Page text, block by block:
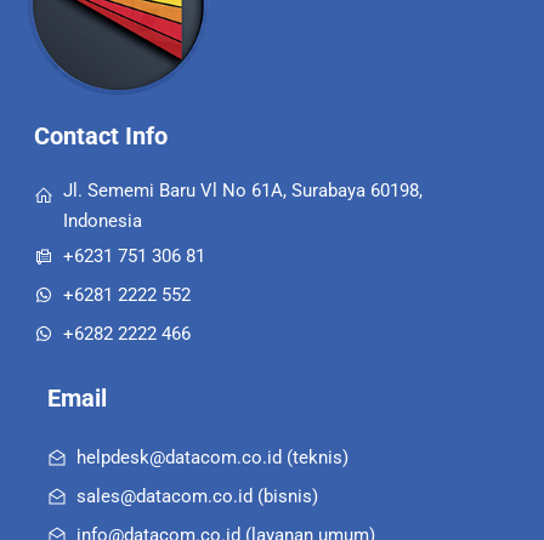
Contact Info
Jl. Sememi Baru Vl No 61A, Surabaya 60198,
Indonesia
+6231 751 306 81
+6281 2222 552
+6282 2222 466
Email
helpdesk@datacom.co.id (teknis)
sales@datacom.co.id (bisnis)
info@datacom.co.id (layanan umum)